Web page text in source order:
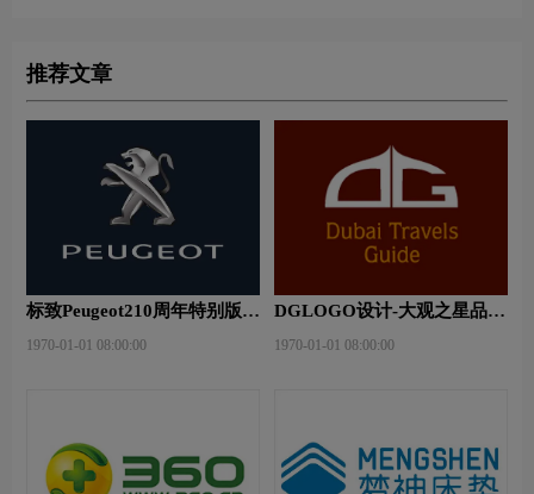
推荐文章
标致Peugeot210周年特别版新
1970-01-01 08:00:00
DGLOGO设计-大观之星品牌
1970-01-01 08:00:00